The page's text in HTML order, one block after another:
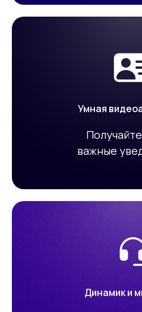
Умная
важные
Динамик и